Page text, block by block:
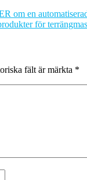
om en
för
fält är märkta *